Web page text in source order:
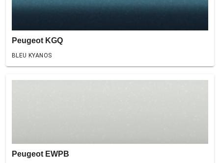
Peugeot KGQ
BLEU KYANOS
Peugeot EWPB